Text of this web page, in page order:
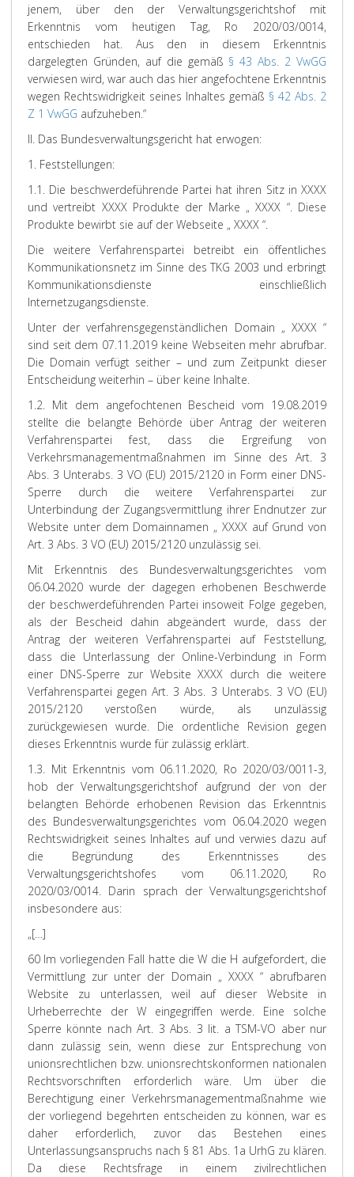
jenem, über den der Verwaltungsgerichtshof mit
Erkenntnis vom heutigen Tag, Ro 2020/03/0014,
entschieden hat. Aus den in diesem Erkenntnis
dargelegten Gründen, auf die gemäß § 43 Abs. 2 VwGG
verwiesen wird, war auch das hier angefochtene Erkenntnis
wegen Rechtswidrigkeit seines Inhaltes gemäß § 42 Abs. 2
Z 1 VwGG aufzuheben.“
II. Das Bundesverwaltungsgericht hat erwogen:
1. Feststellungen:
1.1. Die beschwerdeführende Partei hat ihren Sitz in XXXX
und vertreibt XXXX Produkte der Marke „ XXXX “. Diese
Produkte bewirbt sie auf der Webseite „ XXXX “.
Die weitere Verfahrenspartei betreibt ein öffentliches
Kommunikationsnetz im Sinne des TKG 2003 und erbringt
Kommunikationsdienste einschließlich
Internetzugangsdienste.
Unter der verfahrensgegenständlichen Domain „ XXXX “
sind seit dem 07.11.2019 keine Webseiten mehr abrufbar.
Die Domain verfügt seither – und zum Zeitpunkt dieser
Entscheidung weiterhin – über keine Inhalte.
1.2. Mit dem angefochtenen Bescheid vom 19.08.2019
stellte die belangte Behörde über Antrag der weiteren
Verfahrenspartei fest, dass die Ergreifung von
Verkehrsmanagementmaßnahmen im Sinne des Art. 3
Abs. 3 Unterabs. 3 VO (EU) 2015/2120 in Form einer DNS-
Sperre durch die weitere Verfahrenspartei zur
Unterbindung der Zugangsvermittlung ihrer Endnutzer zur
Website unter dem Domainnamen „ XXXX auf Grund von
Art. 3 Abs. 3 VO (EU) 2015/2120 unzulässig sei.
Mit Erkenntnis des Bundesverwaltungsgerichtes vom
06.04.2020 wurde der dagegen erhobenen Beschwerde
der beschwerdeführenden Partei insoweit Folge gegeben,
als der Bescheid dahin abgeändert wurde, dass der
Antrag der weiteren Verfahrenspartei auf Feststellung,
dass die Unterlassung der Online-Verbindung in Form
einer DNS-Sperre zur Website XXXX durch die weitere
Verfahrenspartei gegen Art. 3 Abs. 3 Unterabs. 3 VO (EU)
2015/2120 verstoßen würde, als unzulässig
zurückgewiesen wurde. Die ordentliche Revision gegen
dieses Erkenntnis wurde für zulässig erklärt.
1.3. Mit Erkenntnis vom 06.11.2020, Ro 2020/03/0011-3,
hob der Verwaltungsgerichtshof aufgrund der von der
belangten Behörde erhobenen Revision das Erkenntnis
des Bundesverwaltungsgerichtes vom 06.04.2020 wegen
Rechtswidrigkeit seines Inhaltes auf und verwies dazu auf
die Begründung des Erkenntnisses des
Verwaltungsgerichtshofes vom 06.11.2020, Ro
2020/03/0014. Darin sprach der Verwaltungsgerichtshof
insbesondere aus:
„[…]
60 Im vorliegenden Fall hatte die W die H aufgefordert, die
Vermittlung zur unter der Domain „ XXXX “ abrufbaren
Website zu unterlassen, weil auf dieser Website in
Urheberrechte der W eingegriffen werde. Eine solche
Sperre könnte nach Art. 3 Abs. 3 lit. a TSM-VO aber nur
dann zulässig sein, wenn diese zur Entsprechung von
unionsrechtlichen bzw. unionsrechtskonformen nationalen
Rechtsvorschriften erforderlich wäre. Um über die
Berechtigung einer Verkehrsmanagementmaßnahme wie
der vorliegend begehrten entscheiden zu können, war es
daher erforderlich, zuvor das Bestehen eines
Unterlassungsanspruchs nach § 81 Abs. 1a UrhG zu klären.
Da diese Rechtsfrage in einem zivilrechtlichen